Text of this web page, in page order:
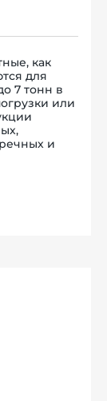
как
для
7 тонн в
или
и